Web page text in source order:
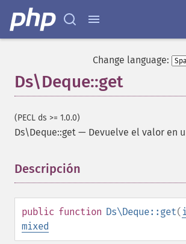
Change language:
Ds\Deque::get
(PECL ds >= 1.0.0)
Ds\Deque::get — Devuelve el valor en
Descripción
public function Ds\Deque::get(
mixed